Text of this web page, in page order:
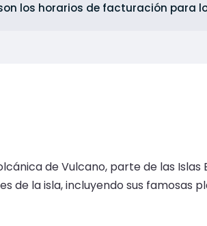
los horarios de facturación para
de Vulcano, parte de las
de la isla, incluyendo sus